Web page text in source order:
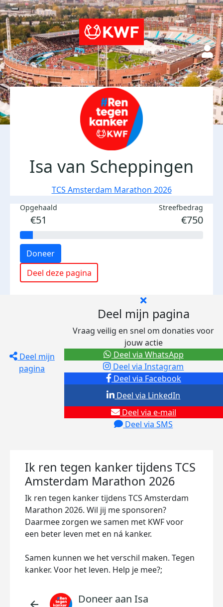
Isa van Scheppingen
TCS Amsterdam Marathon 2026
Opgehaald
€51
Streefbedrag
€750
Doneer
Deel deze pagina
Deel mijn
pagina
Deel mijn pagina
Vraag veilig en snel om donaties voor
jouw actie
Deel via Facebook
Deel via Instagram
Deel via e-mail
Deel via SMS
Deel via LinkedIn
Deel via WhatsApp
Ik ren tegen kanker tijdens TCS
Amsterdam Marathon 2026
Ik ren tegen kanker tijdens TCS Amsterdam
Marathon 2026. Wil jij me sponsoren?
Daarmee zorgen we samen met KWF voor
een beter leven met en ná kanker.
Samen kunnen we het verschil maken. Tegen
kanker. Voor het leven. Help je mee?;
arrow_back Doneer aan Isa